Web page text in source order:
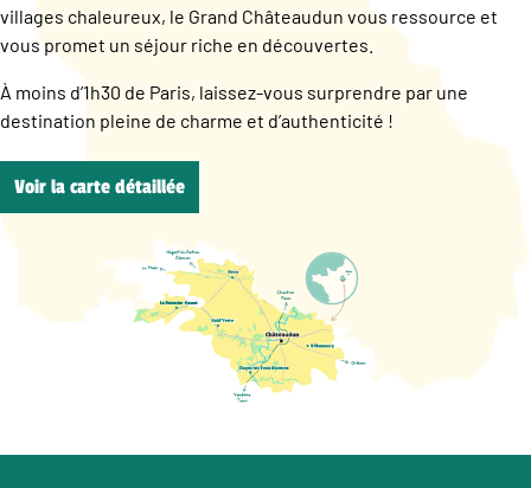
villages chaleureux, le Grand Châteaudun vous ressource et
vous promet un séjour riche en découvertes.
À moins d’1h30 de Paris, laissez-vous surprendre par une
destination pleine de charme et d’authenticité !
Voir la carte détaillée